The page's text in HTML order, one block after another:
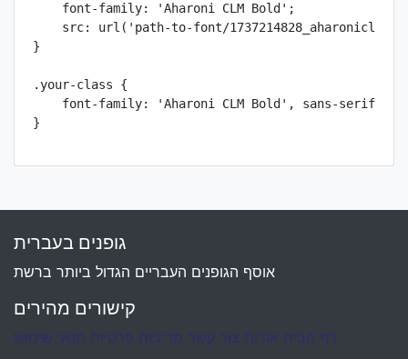
    font-family: 'Aharoni CLM Bold';
src: url('path-to-font/1737214828_aharoniclm-
}
.your-class {
    font-family: 'Aharoni CLM Bold', sans-serif;
}
גופנים בעברית
אוסף הגופנים העבריים הגדול ביותר ברשת
קישורים מהירים
דף הבית אודות צור קשר מדיניות פרטיות תנאי שימוש